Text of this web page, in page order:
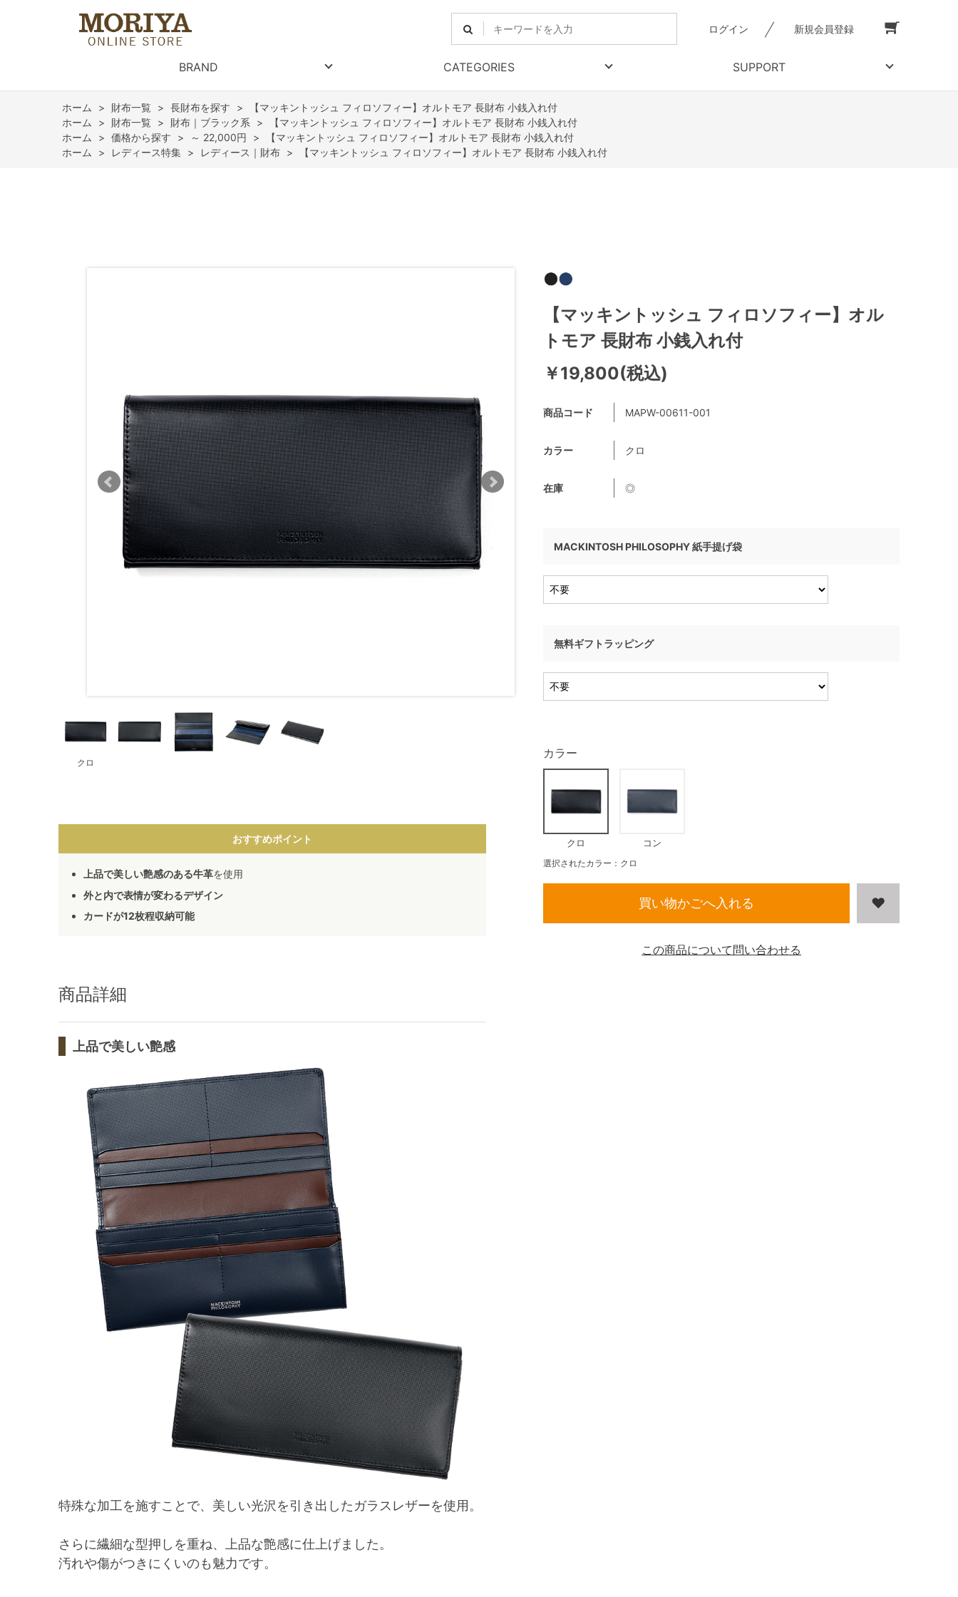
ログイン 新規会員登録
BRAND CATEGORIES SUPPORT
ホーム > 財布一覧 > 長財布を探す >
【マッキントッシュ フィロソフィー】オルトモア 長財布 小銭入れ付
ホーム
> 財布一覧 > 財布｜ブラック系 >
【マッキントッシュ フィロソフィー】オルトモア 長財布 小銭入れ付
ホーム
> 価格から探す > ～ 22,000円 >
【マッキントッシュ フィロソフィー】オルトモア 長財布 小銭入れ付
ホーム
> レディース特集 > レディース｜財布 > 【マッキントッシュ フィロソフィー】オルトモア 長財布 小銭入れ付
クロ
おすすめポイント
上品で美しい艶感のある牛革を使用
外と内で表情が変わるデザイン
カードが12枚程収納可能
商品詳細
上品で美しい艶感
特殊な加工を施すことで、美しい光沢を引き出したガラスレザーを使用。
さらに繊細な型押しを重ね、上品な艶感に仕上げました。
汚れや傷がつきにくいのも魅力です。
【マッキントッシュ フィロソフィー】オル
トモア 長財布 小銭入れ付
￥19,800(税込)
商品コード MAPW-00611-001
カラー クロ
在庫 ◎
MACKINTOSH PHILOSOPHY 紙手提げ袋
無料ギフトラッピング
カラー
クロ コン
選択されたカラー：クロ
買い物かごへ入れる
この商品について問い合わせる